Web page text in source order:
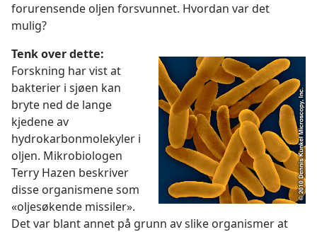
forurensende oljen forsvunnet. Hvordan var det
mulig?
Tenk over dette:
Forskning har vist at
bakterier i sjøen kan
bryte ned de lange
kjedene av
hydrokarbonmolekyler i
oljen. Mikrobiologen
Terry Hazen beskriver
disse organismene som
«oljesøkende missiler».
Det var blant annet på grunn av slike organismer at